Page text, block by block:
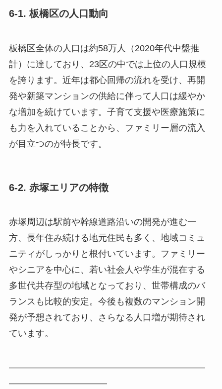
6-1. 板橋区の人口動向
板橋区全体の人口は約58万人（2020年代中盤推
計）に達しており、23区の中では上位の人口規模
を誇ります。近年は都心回帰の流れを受け、再開
発や新築マンションの供給に伴って人口は緩やか
な増加を続けています。子育て支援や医療施策に
も力を入れていることから、ファミリー層の流入
が目立つのが特長です。
6-2. 赤塚エリアの特徴
赤塚周辺は駅前や幹線道路沿いの開発が進む一
方、長年住み続ける地元住民も多く、地域コミュ
ニティがしっかりと根付いています。ファミリー
やシニアを中心に、若い社会人や学生が混在する
多世代共存型の地域となっており、世帯構成のバ
ランスも比較的安定。今後も複数のマンション開
発が予想されており、さらなる人口増が期待され
ています。
――――――――――――――――――――――
―――――――――――